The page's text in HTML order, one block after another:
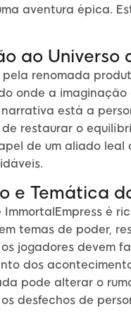
aventura épica.
ao Universo
pela renomada
onde a
está a
restaurar o
de um aliado
e Temática
ImmortalEmpress é
temas de poder,
jogadores devem
dos
pode alterar o
desfechos de